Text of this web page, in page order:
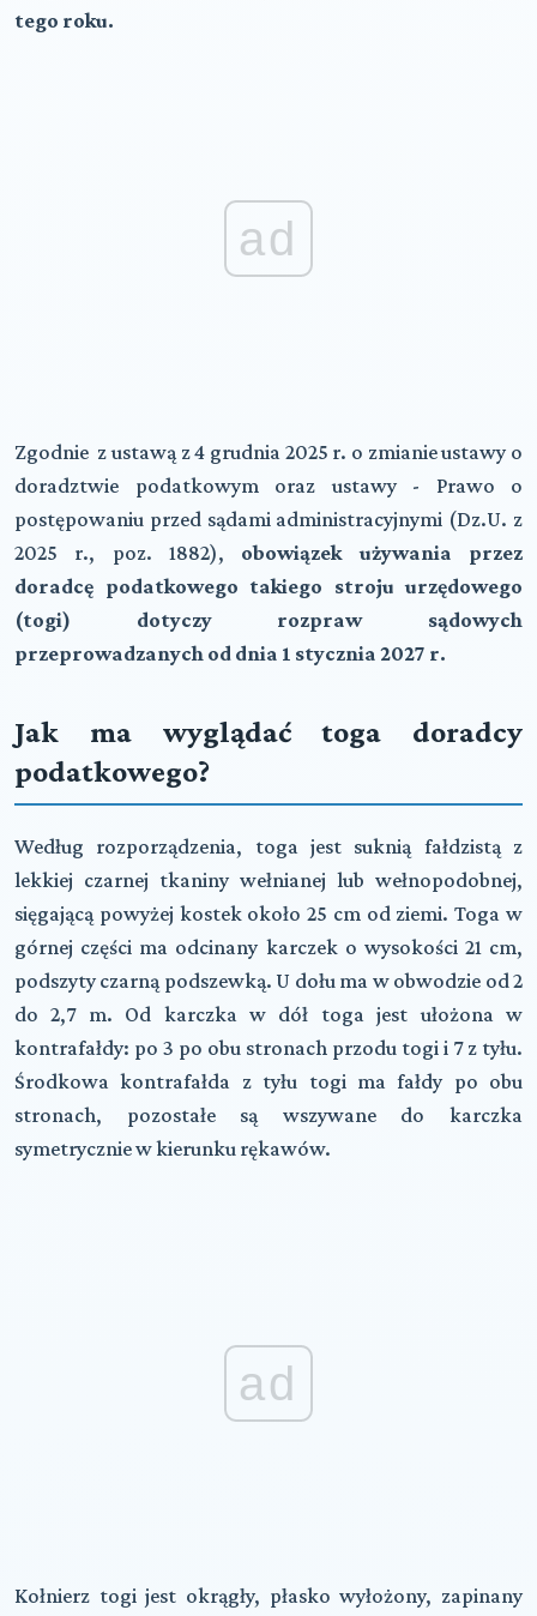
tego roku.
ad
Zgodnie z ustawą z 4 grudnia 2025 r. o zmianie ustawy o
doradztwie podatkowym oraz ustawy - Prawo o
postępowaniu przed sądami administracyjnymi (Dz.U. z
2025 r., poz. 1882), obowiązek używania przez
doradcę podatkowego takiego stroju urzędowego
(togi) dotyczy rozpraw sądowych
przeprowadzanych od dnia 1 stycznia 2027 r.
Jak ma wyglądać toga doradcy
podatkowego?
Według rozporządzenia, toga jest suknią fałdzistą z
lekkiej czarnej tkaniny wełnianej lub wełnopodobnej,
sięgającą powyżej kostek około 25 cm od ziemi. Toga w
górnej części ma odcinany karczek o wysokości 21 cm,
podszyty czarną podszewką. U dołu ma w obwodzie od 2
do 2,7 m. Od karczka w dół toga jest ułożona w
kontrafałdy: po 3 po obu stronach przodu togi i 7 z tyłu.
Środkowa kontrafałda z tyłu togi ma fałdy po obu
stronach, pozostałe są wszywane do karczka
symetrycznie w kierunku rękawów.
ad
Kołnierz togi jest okrągły, płasko wyłożony, zapinany